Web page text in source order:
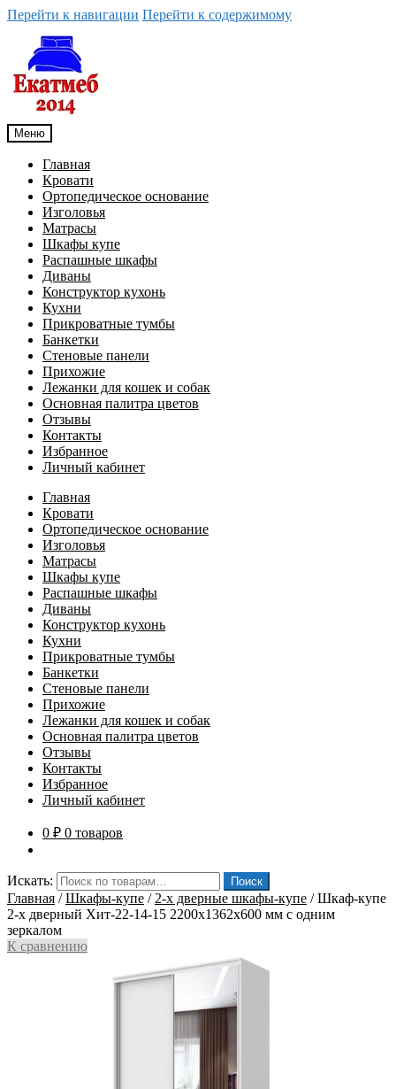
Перейти к навигации Перейти к содержимому
Меню
Главная
Кровати
Ортопедическое основание
Изголовья
Матрасы
Шкафы купе
Распашные шкафы
Диваны
Конструктор кухонь
Кухни
Прикроватные тумбы
Банкетки
Стеновые панели
Прихожие
Лежанки для кошек и собак
Основная палитра цветов
Отзывы
Контакты
Избранное
Личный кабинет
Главная
Кровати
Ортопедическое основание
Изголовья
Матрасы
Шкафы купе
Распашные шкафы
Диваны
Конструктор кухонь
Кухни
Прикроватные тумбы
Банкетки
Стеновые панели
Прихожие
Лежанки для кошек и собак
Основная палитра цветов
Отзывы
Контакты
Избранное
Личный кабинет
0 ₽ 0 товаров
Искать: Поиск
Главная /Шкафы-купе / 2-х дверные шкафы-купе /Шкаф-купе
2-х дверный Хит-22-14-15 2200x1362x600 мм с одним
зеркалом
К сравнению